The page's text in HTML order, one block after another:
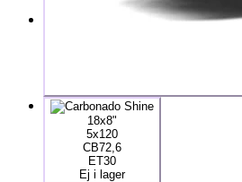
18x8"
5x120
CB72,6
ET30
Ej i lager